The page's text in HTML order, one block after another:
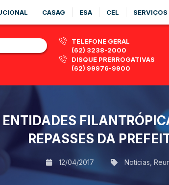
CASAG ESA CEL SERVIÇOS
TELEFONE GERAL
(62) 3238-2000
DISQUE PRERROGATIVAS
(62) 99976-9900
REPASSES DA
12/04/2017 Notícias